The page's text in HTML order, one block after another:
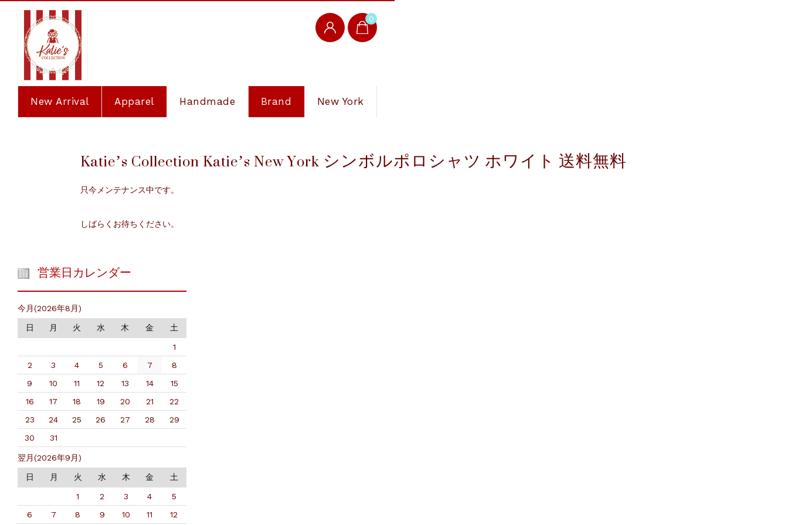
0
New Arrival Apparel Handmade Brand New York
Katie’s Collection Katie’s New York シンボルポロシャツ ホワイト 送料無料
只今メンテナンス中です。
しばらくお待ちください。
営業日カレンダー
今月(2026年8月)
日 月 火 水 木 金 土
1
2
3 4 5 6 7
8
9
10 11 12 13 14
15
16
17 18 19 20 21
22
23
24 25 26 27 28
29
30
31
翌月(2026年9月)
日 月 火 水 木 金 土
1 2 3 4
5
6
7 8 9 10 11 12